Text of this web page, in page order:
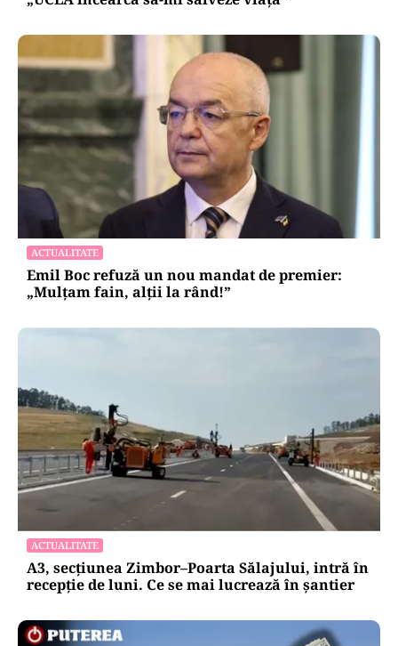
ACTUALITATE
Emil Boc refuză un nou mandat de premier:
„Mulțam fain, alții la rând!”
ACTUALITATE
A3, secțiunea Zimbor–Poarta Sălajului, intră în
recepție de luni. Ce se mai lucrează în șantier